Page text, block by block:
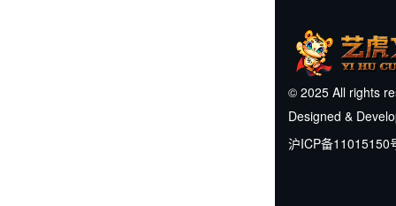
© 2025 All rights
Designed &
沪ICP备11015150